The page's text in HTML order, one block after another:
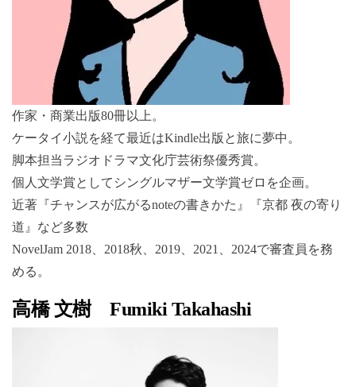
作家・商業出版80冊以上。
ケータイ小説を経て最近はKindle出版と旅に夢中。
脚本担当ラジオドラマ文化庁芸術祭優秀賞。
個人文学賞としてシングルマザー文学賞ゼロを企画。
近著『チャンスが広がるnoteの書きかた』『京都 夜の寄り
道』など多数
NovelJam 2018、2018秋、2019、2021、2024で審査員を務
める。
高橋 文樹 Fumiki Takahashi